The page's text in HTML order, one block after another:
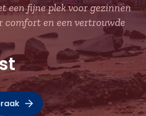
een fijne plek voor gezinnen
comfort en een vertrouwde